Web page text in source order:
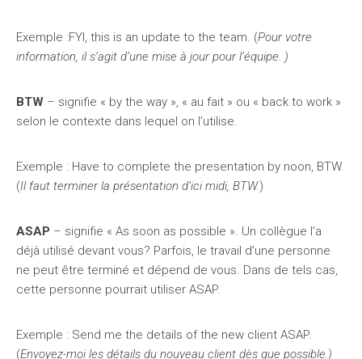
Exemple :FYI, this is an update to the team. (Pour votre
information, il s’agit d’une mise à jour pour l’équipe. )
BTW – signifie « by the way », « au fait » ou « back to work »
selon le contexte dans lequel on l’utilise.
Exemple : Have to complete the presentation by noon, BTW.
(Il faut terminer la présentation d’ici midi, BTW.)
ASAP – signifie « As soon as possible ». Un collègue l’a
déjà utilisé devant vous? Parfois, le travail d’une personne
ne peut être terminé et dépend de vous. Dans de tels cas,
cette personne pourrait utiliser ASAP.
Exemple : Send me the details of the new client ASAP.
(Envoyez-moi les détails du nouveau client dès que possible.)